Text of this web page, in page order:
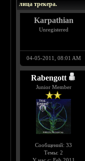
лица трекера.
Karpathian
Unregistered
04-05-2011, 08:01 AM
Rabengott
Junior Member
Сообщений: 33
Темы: 2